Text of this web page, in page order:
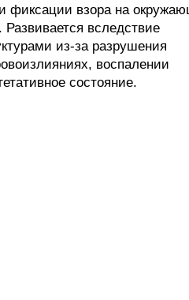
фиксации взора на
вследствие
из-за разрушения
воспалении
состояние.